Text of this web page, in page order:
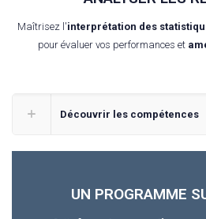
Maîtrisez l'interprétation des
pour évaluer vos performances et
Découvrir les compétences
UN PROGRAMME